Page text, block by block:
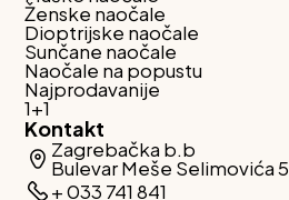
Ženske naočale
Dioptrijske naočale
Sunčane naočale
Naočale na popustu
Najprodavanije
1+1
Kontakt
Zagrebačka b.b
Bulevar Meše Selimovića 5
+ 033 741 841